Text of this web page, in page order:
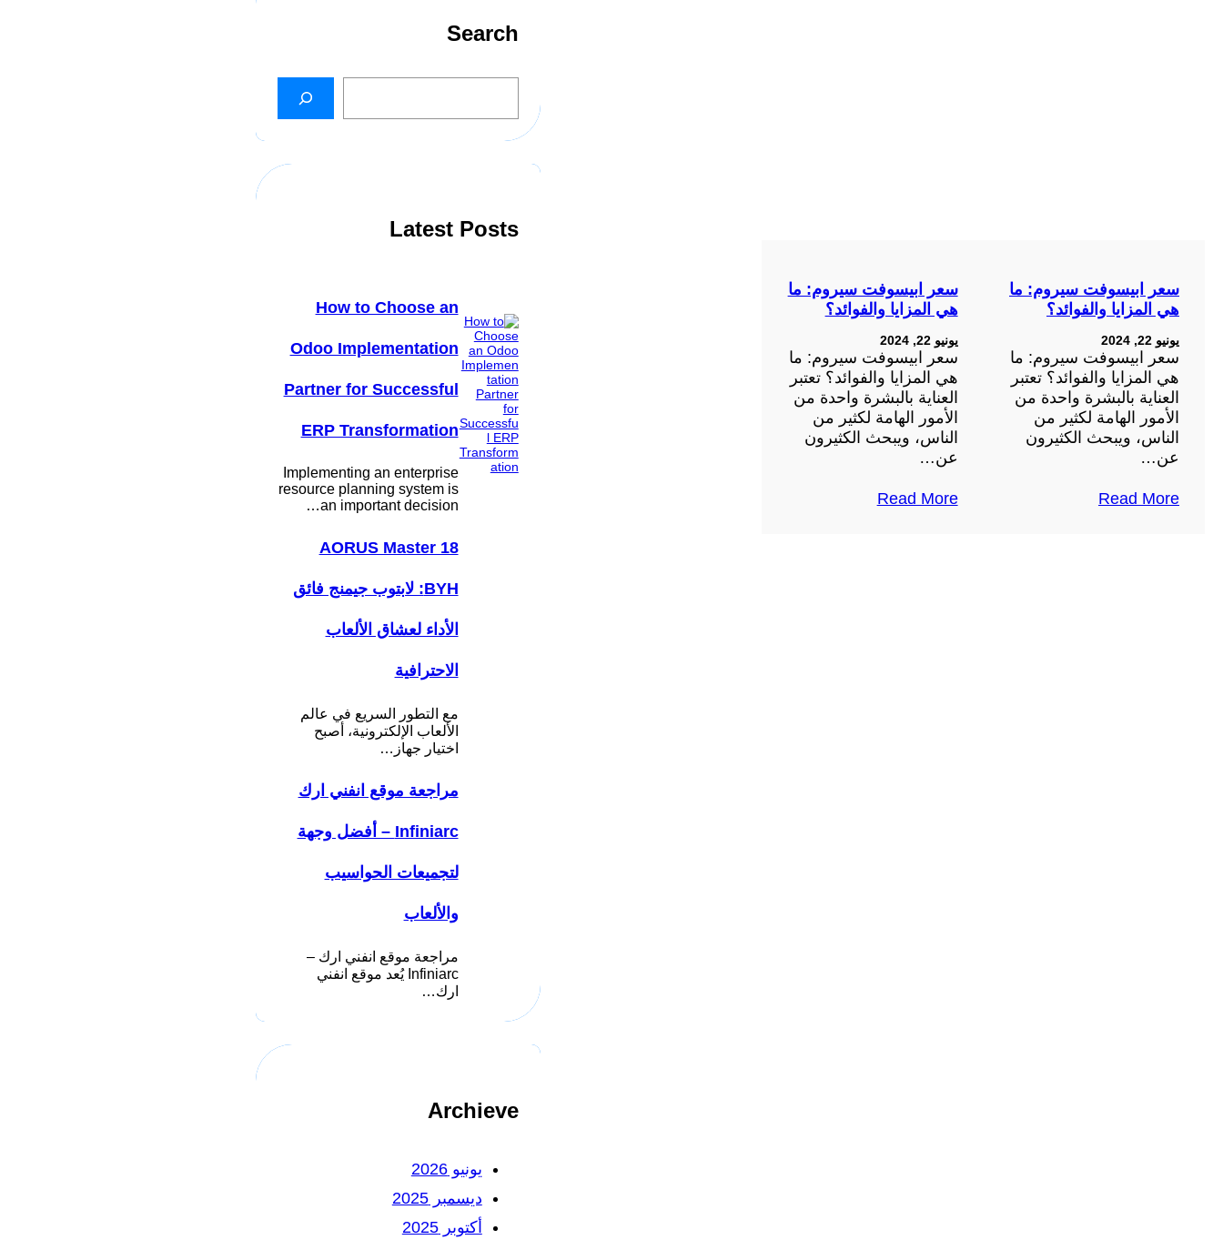
سعر ابيسوفت سيروم: ما
هي المزايا والفوائد؟
يونيو 22, 2024
سعر ابيسوفت سيروم: ما
هي المزايا والفوائد؟ تعتبر
العناية بالبشرة واحدة من
الأمور الهامة لكثير من
الناس، ويبحث الكثيرون
عن…
Read More
سعر ابيسوفت سيروم: ما
هي المزايا والفوائد؟
يونيو 22, 2024
سعر ابيسوفت سيروم: ما
هي المزايا والفوائد؟ تعتبر
العناية بالبشرة واحدة من
الأمور الهامة لكثير من
الناس، ويبحث الكثيرون
عن…
Read More
Search
c
Latest Posts
How to Choose an
Odoo Implementation
Partner for Successful
ERP Transformation
Implementing an enterprise
resource planning system is
an important decision…
AORUS Master 18
BYH: لابتوب جيمنج فائق
الأداء لعشاق الألعاب
الاحترافية
مع التطور السريع في عالم
الألعاب الإلكترونية، أصبح
اختيار جهاز…
مراجعة موقع انفني ارك
Infiniarc – أفضل وجهة
لتجميعات الحواسيب
والألعاب
مراجعة موقع انفني ارك –
Infiniarc يُعد موقع انفني
ارك…
Archieve
يونيو 2026
ديسمبر 2025
أكتوبر 2025